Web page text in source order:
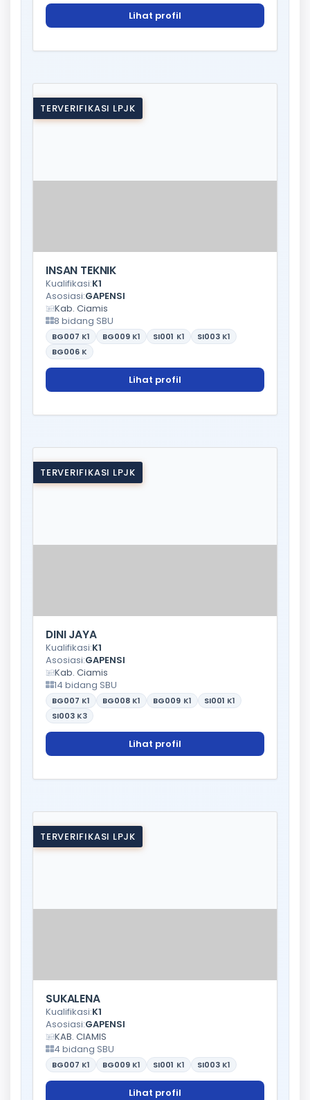
Lihat profil
TERVERIFIKASI LPJK
INSAN TEKNIK
Kualifikasi:K1
Asosiasi:GAPENSI
Kab. Ciamis
8 bidang SBU
BG007 K1 BG009 K1 SI001 K1 SI003 K1
BG006 K
Lihat profil
TERVERIFIKASI LPJK
DINI JAYA
Kualifikasi:K1
Asosiasi:GAPENSI
Kab. Ciamis
14 bidang SBU
BG007 K1 BG008 K1 BG009 K1 SI001 K1
SI003 K3
Lihat profil
TERVERIFIKASI LPJK
SUKALENA
Kualifikasi:K1
Asosiasi:GAPENSI
KAB. CIAMIS
4 bidang SBU
BG007 K1 BG009 K1 SI001 K1 SI003 K1
Lihat profil